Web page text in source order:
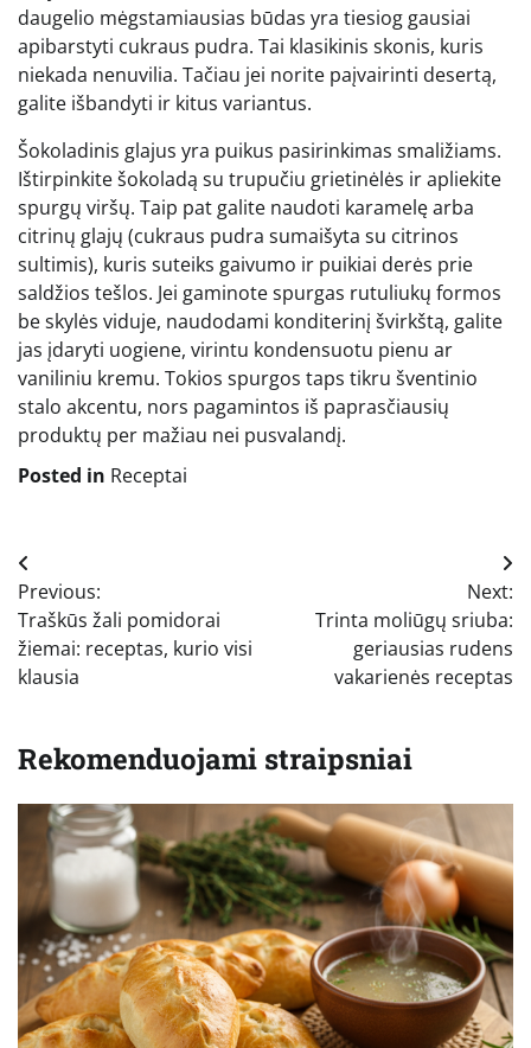
daugelio mėgstamiausias būdas yra tiesiog gausiai
apibarstyti cukraus pudra. Tai klasikinis skonis, kuris
niekada nenuvilia. Tačiau jei norite paįvairinti desertą,
galite išbandyti ir kitus variantus.
Šokoladinis glajus yra puikus pasirinkimas smaližiams.
Ištirpinkite šokoladą su trupučiu grietinėlės ir apliekite
spurgų viršų. Taip pat galite naudoti karamelę arba
citrinų glajų (cukraus pudra sumaišyta su citrinos
sultimis), kuris suteiks gaivumo ir puikiai derės prie
saldžios tešlos. Jei gaminote spurgas rutuliukų formos
be skylės viduje, naudodami konditerinį švirkštą, galite
jas įdaryti uogiene, virintu kondensuotu pienu ar
vaniliniu kremu. Tokios spurgos taps tikru šventinio
stalo akcentu, nors pagamintos iš paprasčiausių
produktų per mažiau nei pusvalandį.
Posted in Receptai
Navigacija
tarp
įrašų
Previous:
Traškūs žali pomidorai
žiemai: receptas, kurio visi
klausia
Next:
Trinta moliūgų sriuba:
geriausias rudens
vakarienės receptas
Rekomenduojami straipsniai